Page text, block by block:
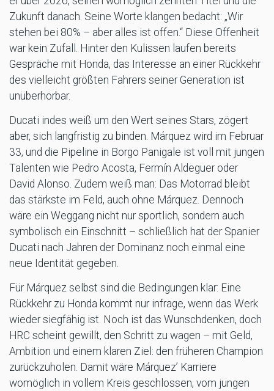
Zukunft danach. Seine Worte klangen bedacht: „Wir
stehen bei 80% – aber alles ist offen.“ Diese Offenheit
war kein Zufall. Hinter den Kulissen laufen bereits
Gespräche mit Honda, das Interesse an einer Rückkehr
des vielleicht größten Fahrers seiner Generation ist
unüberhörbar.
Ducati indes weiß um den Wert seines Stars, zögert
aber, sich langfristig zu binden. Márquez wird im Februar
33, und die Pipeline in Borgo Panigale ist voll mit jungen
Talenten wie Pedro Acosta, Fermín Aldeguer oder
David Alonso. Zudem weiß man: Das Motorrad bleibt
das stärkste im Feld, auch ohne Márquez. Dennoch
wäre ein Weggang nicht nur sportlich, sondern auch
symbolisch ein Einschnitt – schließlich hat der Spanier
Ducati nach Jahren der Dominanz noch einmal eine
neue Identität gegeben.
Für Márquez selbst sind die Bedingungen klar: Eine
Rückkehr zu Honda kommt nur infrage, wenn das Werk
wieder siegfähig ist. Noch ist das Wunschdenken, doch
HRC scheint gewillt, den Schritt zu wagen – mit Geld,
Ambition und einem klaren Ziel: den früheren Champion
zurückzuholen. Damit wäre Márquez’ Karriere
womöglich in vollem Kreis geschlossen, vom jungen